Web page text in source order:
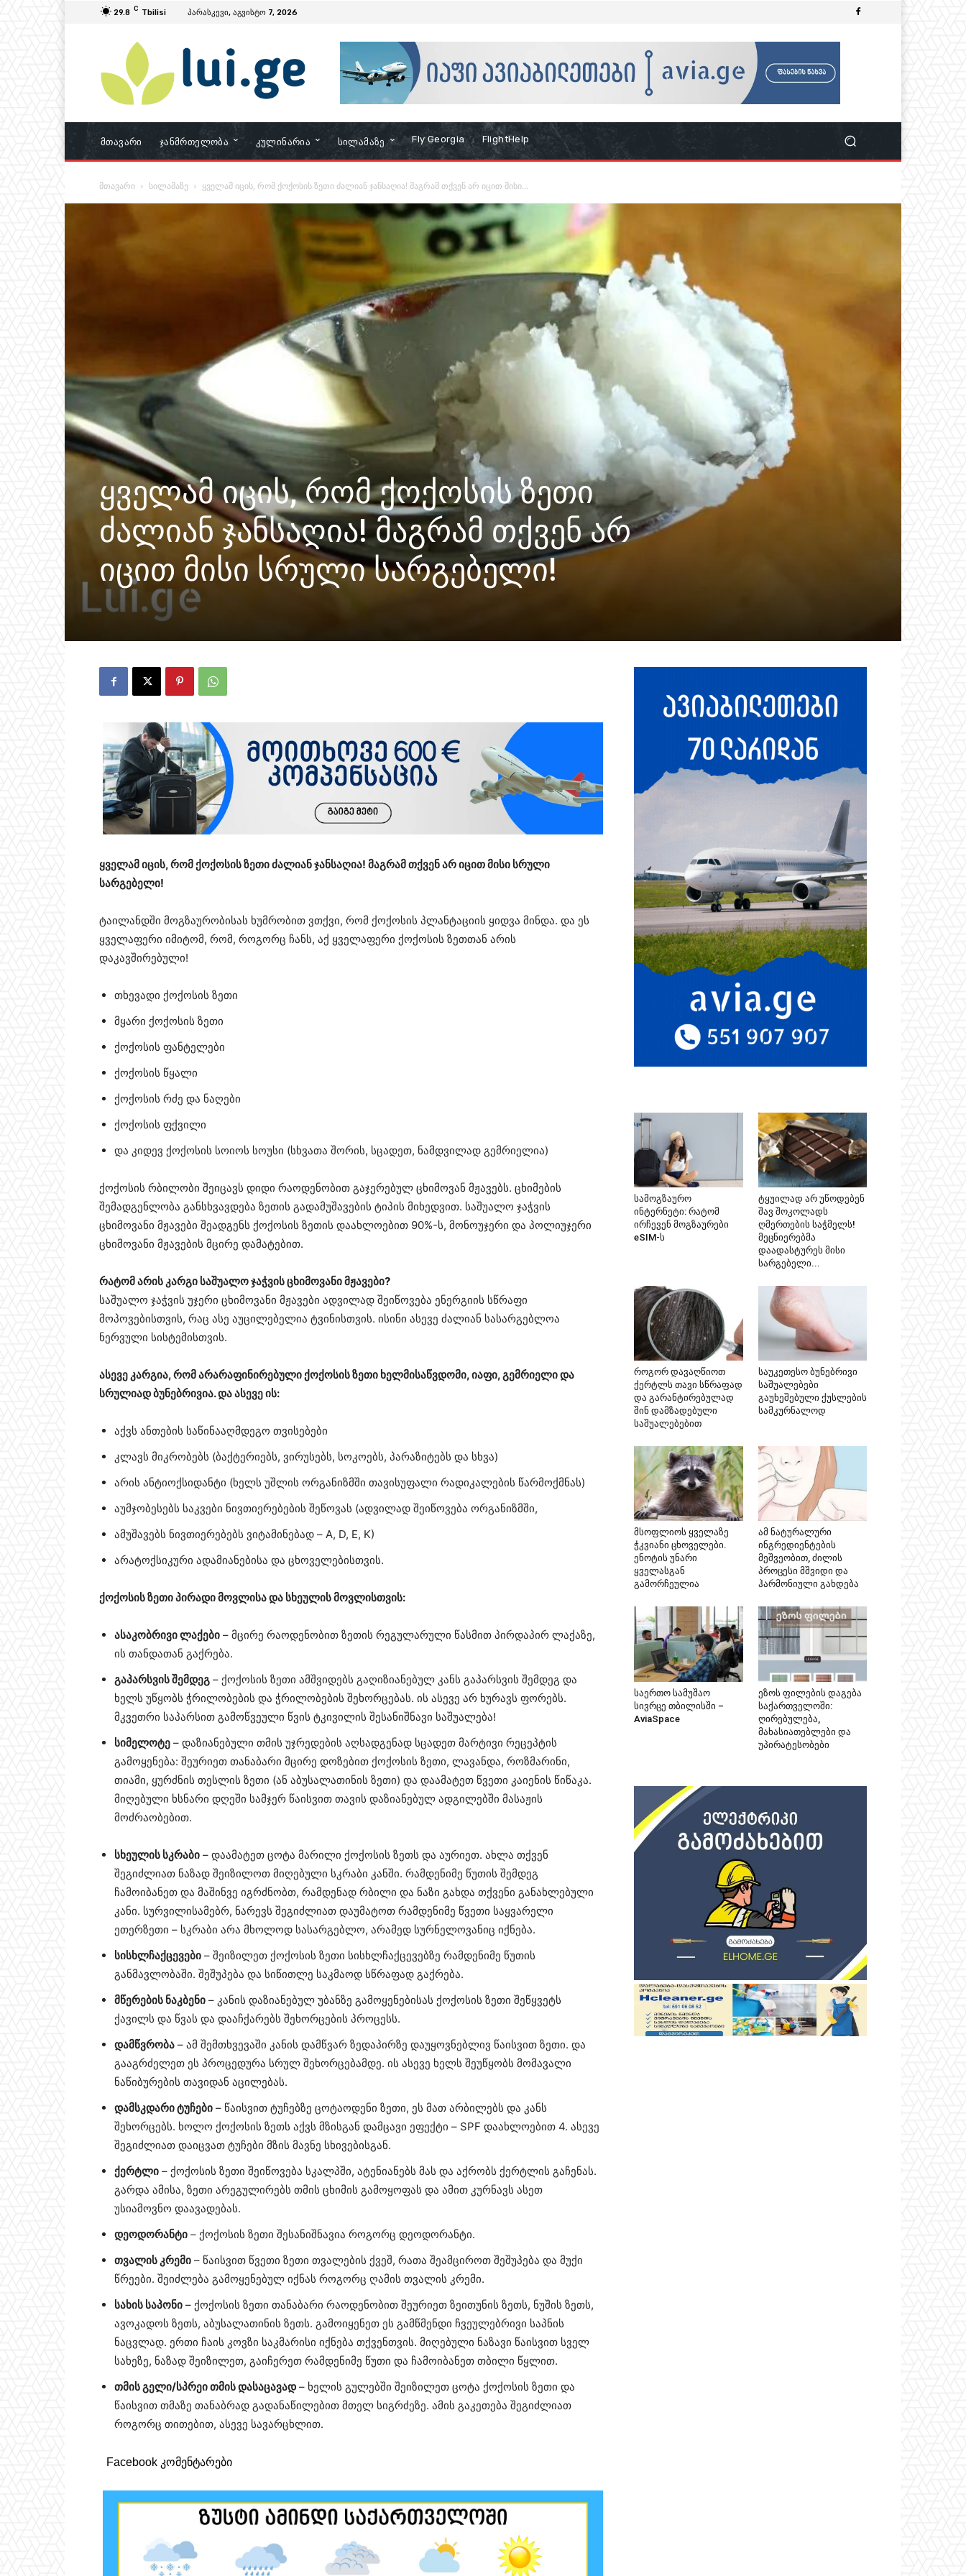
29.8 C Tbilisi პარასკევი, აგვისტო 7, 2026
Მთავარი Ჯანმრთელობა Კულინარია Სილამაზე Fly Georgia FlightHelp
მთავარი სილამაზე ყველამ იცის, რომ ქოქოსის ზეთი ძალიან ჯანსაღია! მაგრამ თქვენ არ იცით მისი...
ყველამ იცის, რომ ქოქოსის ზეთი
ძალიან ჯანსაღია! მაგრამ თქვენ არ
იცით მისი სრული სარგებელი!
ყველამ იცის, რომ ქოქოსის ზეთი ძალიან ჯანსაღია! მაგრამ თქვენ არ იცით მისი სრული
სარგებელი!
ტაილანდში მოგზაურობისას ხუმრობით ვთქვი, რომ ქოქოსის პლანტაციის ყიდვა მინდა. და ეს
ყველაფერი იმიტომ, რომ, როგორც ჩანს, აქ ყველაფერი ქოქოსის ზეთთან არის
დაკავშირებული!
თხევადი ქოქოსის ზეთი
მყარი ქოქოსის ზეთი
ქოქოსის ფანტელები
ქოქოსის წყალი
ქოქოსის რძე და ნაღები
ქოქოსის ფქვილი
და კიდევ ქოქოსის სოიოს სოუსი (სხვათა შორის, სცადეთ, ნამდვილად გემრიელია)
ქოქოსის რბილობი შეიცავს დიდი რაოდენობით გაჯერებულ ცხიმოვან მჟავებს. ცხიმების
შემადგენლობა განსხვავდება ზეთის გადამუშავების ტიპის მიხედვით. საშუალო ჯაჭვის
ცხიმოვანი მჟავები შეადგენს ქოქოსის ზეთის დაახლოებით 90%-ს, მონოუჯერი და პოლიუჯერი
ცხიმოვანი მჟავების მცირე დამატებით.
რატომ არის კარგი საშუალო ჯაჭვის ცხიმოვანი მჟავები?
საშუალო ჯაჭვის უჯერი ცხიმოვანი მჟავები ადვილად შეიწოვება ენერგიის სწრაფი
მოპოვებისთვის, რაც ასე აუცილებელია ტვინისთვის. ისინი ასევე ძალიან სასარგებლოა
ნერვული სისტემისთვის.
ასევე კარგია, რომ არარაფინირებული ქოქოსის ზეთი ხელმისაწვდომი, იაფი, გემრიელი და
სრულიად ბუნებრივია. და ასევე ის:
აქვს ანთების საწინააღმდეგო თვისებები
კლავს მიკრობებს (ბაქტერიებს, ვირუსებს, სოკოებს, პარაზიტებს და სხვა)
არის ანტიოქსიდანტი (ხელს უშლის ორგანიზმში თავისუფალი რადიკალების წარმოქმნას)
აუმჯობესებს საკვები ნივთიერებების შეწოვას (ადვილად შეიწოვება ორგანიზმში,
ამუშავებს ნივთიერებებს ვიტამინებად – A, D, E, K)
არატოქსიკური ადამიანებისა და ცხოველებისთვის.
ქოქოსის ზეთი პირადი მოვლისა და სხეულის მოვლისთვის:
ასაკობრივი ლაქები – მცირე რაოდენობით ზეთის რეგულარული წასმით პირდაპირ ლაქაზე,
ის თანდათან გაქრება.
გაპარსვის შემდეგ – ქოქოსის ზეთი ამშვიდებს გაღიზიანებულ კანს გაპარსვის შემდეგ და
ხელს უწყობს ჭრილობების და ჭრილობების შეხორცებას. ის ასევე არ ხურავს ფორებს.
მკვეთრი საპარსით გამოწვეული წვის ტკივილის შესანიშნავი საშუალება!
სიმელოტე – დაზიანებული თმის უჯრედების აღსადგენად სცადეთ მარტივი რეცეპტის
გამოყენება: შეურიეთ თანაბარი მცირე დოზებით ქოქოსის ზეთი, ლავანდა, როზმარინი,
თიამი, ყურძნის თესლის ზეთი (ან აბუსალათინის ზეთი) და დაამატეთ წვეთი კაიენის წიწაკა.
მიღებული ხსნარი დღეში სამჯერ წაისვით თავის დაზიანებულ ადგილებში მასაჟის
მოძრაობებით.
სხეულის სკრაბი – დაამატეთ ცოტა მარილი ქოქოსის ზეთს და აურიეთ. ახლა თქვენ
შეგიძლიათ ნაზად შეიზილოთ მიღებული სკრაბი კანში. რამდენიმე წუთის შემდეგ
ჩამოიბანეთ და მაშინვე იგრძნობთ, რამდენად რბილი და ნაზი გახდა თქვენი განახლებული
კანი. სურვილისამებრ, ნარევს შეგიძლიათ დაუმატოთ რამდენიმე წვეთი საყვარელი
ეთერზეთი – სკრაბი არა მხოლოდ სასარგებლო, არამედ სურნელოვანიც იქნება.
სისხლჩაქცევები – შეიზილეთ ქოქოსის ზეთი სისხლჩაქცევებზე რამდენიმე წუთის
განმავლობაში. შეშუპება და სიწითლე საკმაოდ სწრაფად გაქრება.
მწერების ნაკბენი – კანის დაზიანებულ უბანზე გამოყენებისას ქოქოსის ზეთი შეწყვეტს
ქავილს და წვას და დააჩქარებს შეხორცების პროცესს.
დამწვრობა – ამ შემთხვევაში კანის დამწვარ ზედაპირზე დაუყოვნებლივ წაისვით ზეთი. და
გააგრძელეთ ეს პროცედურა სრულ შეხორცებამდე. ის ასევე ხელს შეუწყობს მომავალი
ნაწიბურების თავიდან აცილებას.
დამსკდარი ტუჩები – წაისვით ტუჩებზე ცოტაოდენი ზეთი, ეს მათ არბილებს და კანს
შეხორცებს. ხოლო ქოქოსის ზეთს აქვს მზისგან დამცავი ეფექტი – SPF დაახლოებით 4. ასევე
შეგიძლიათ დაიცვათ ტუჩები მზის მავნე სხივებისგან.
ქერტლი – ქოქოსის ზეთი შეიწოვება სკალპში, ატენიანებს მას და აქრობს ქერტლის გაჩენას.
გარდა ამისა, ზეთი არეგულირებს თმის ცხიმის გამოყოფას და ამით კურნავს ასეთ
უსიამოვნო დაავადებას.
დეოდორანტი – ქოქოსის ზეთი შესანიშნავია როგორც დეოდორანტი.
თვალის კრემი – წაისვით წვეთი ზეთი თვალების ქვეშ, რათა შეამციროთ შეშუპება და მუქი
წრეები. შეიძლება გამოყენებულ იქნას როგორც ღამის თვალის კრემი.
სახის საპონი – ქოქოსის ზეთი თანაბარი რაოდენობით შეურიეთ ზეითუნის ზეთს, ნუშის ზეთს,
ავოკადოს ზეთს, აბუსალათინის ზეთს. გამოიყენეთ ეს გამწმენდი ჩვეულებრივი საპნის
ნაცვლად. ერთი ჩაის კოვზი საკმარისი იქნება თქვენთვის. მიღებული ნაზავი წაისვით სველ
სახეზე, ნაზად შეიზილეთ, გაიჩერეთ რამდენიმე წუთი და ჩამოიბანეთ თბილი წყლით.
თმის გელი/სპრეი თმის დასაცავად – ხელის გულებში შეიზილეთ ცოტა ქოქოსის ზეთი და
წაისვით თმაზე თანაბრად გადანაწილებით მთელ სიგრძეზე. ამის გაკეთება შეგიძლიათ
როგორც თითებით, ასევე სავარცხლით.
Facebook კომენტარები
სამოგზაურო
ინტერნეტი: რატომ
ირჩევენ მოგზაურები
eSIM-ს
ტყუილად არ უწოდებენ
შავ შოკოლადს
ღმერთების საჭმელს!
მეცნიერებმა
დაადასტურეს მისი
სარგებელი...
როგორ დავაღწიოთ
ქერტლს თავი სწრაფად
და გარანტირებულად
შინ დამზადებული
საშუალებებით
საუკეთესო ბუნებრივი
საშუალებები
გაუხეშებული ქუსლების
სამკურნალოდ
მსოფლიოს ყველაზე
ჭკვიანი ცხოველები.
ენოტის უნარი
ყველასგან
გამორჩეულია
ამ ნატურალური
ინგრედიენტების
მეშვეობით, ძილის
პროცესი მშვიდი და
ჰარმონიული გახდება
საერთო სამუშაო
სივრცე თბილისში –
AviaSpace
ეზოს ფილების დაგება
საქართველოში:
ღირებულება,
მახასიათებლები და
უპირატესობები